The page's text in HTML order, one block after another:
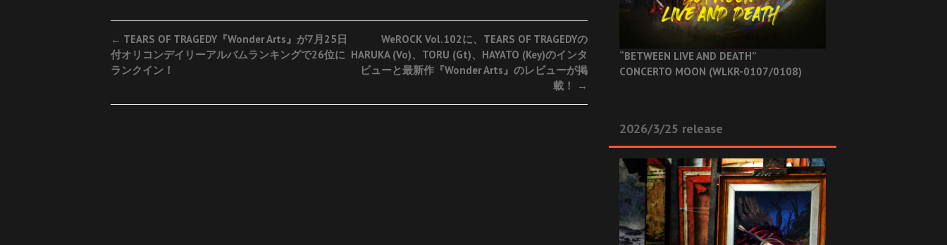
Post
navigation
← TEARS OF TRAGEDY『Wonder Arts』が7月25日
付オリコンデイリーアルバムランキングで26位に
ランクイン！
WeROCK Vol.102に、TEARS OF TRAGEDYの
HARUKA (Vo)、TORU (Gt)、HAYATO (Key)のインタ
ビューと最新作『Wonder Arts』のレビューが掲
載！
→
“BETWEEN LIVE AND DEATH”
CONCERTO MOON (WLKR-0107/0108)
2026/3/25 release